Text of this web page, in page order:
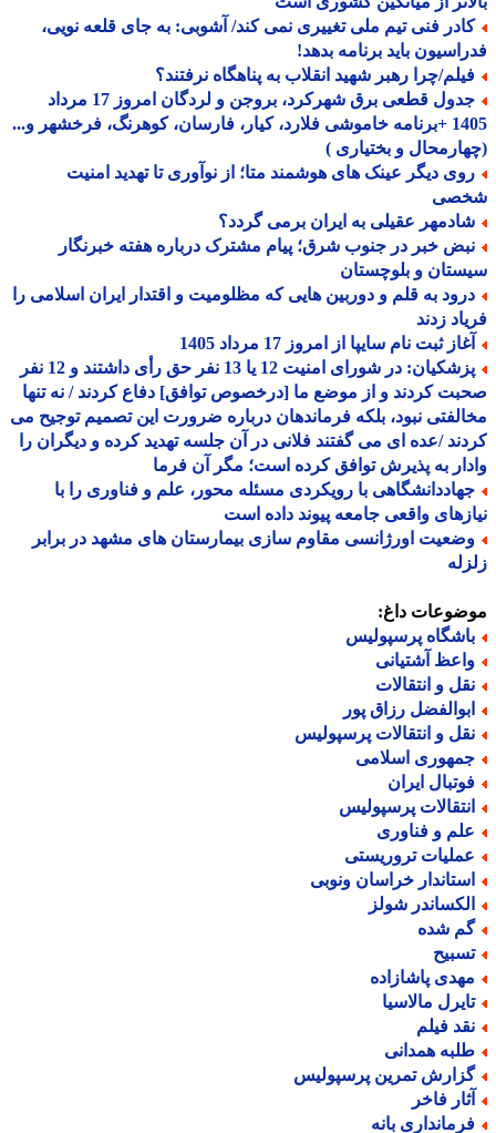
فنی تیم ملی تغییری نمی کند/ آشوبی: به جای قلعه نویی،
باید برنامه بدهد!
چرا رهبر شهید انقلاب به پناهگاه نرفتند؟
جدول قطعی برق شهرکرد، بروجن و لردگان امروز 17 مرداد
1405 +برنامه خاموشی فلارد، کیار، فارسان، کوهرنگ، فرخشهر و...
و بختیاری )
دیگر عینک های هوشمند متا؛ از نوآوری تا تهدید امنیت
عقیلی به ایران برمی گردد؟
خبر در جنوب شرق؛ پیام مشترک درباره هفته خبرنگار
و بلوچستان
به قلم و دوربین هایی که مظلومیت و اقتدار ایران اسلامی را
زدند
ثبت نام سایپا از امروز 17 مرداد 1405
پزشکیان: در شورای امنیت 12 یا 13 نفر حق رأی داشتند و 12 نفر
کردند و از موضع ما [درخصوص توافق] دفاع کردند / نه تنها
نبود، بلکه فرماندهان درباره ضرورت این تصمیم توجیح می
/عده ای می گفتند فلانی در آن جلسه تهدید کرده و دیگران را
به پذیرش توافق کرده است؛ مگر آن فرما
با رویکردی مسئله محور، علم و فناوری را با
واقعی جامعه پیوند داده است
اورژانسی مقاوم سازی بیمارستان های مشهد در برابر
داغ:
پرسپولیس
آشتیانی
و انتقالات
رزاق پور
و انتقالات پرسپولیس
اسلامی
ایران
پرسپولیس
و فناوری
تروریستی
خراسان ونوبی
شولز
شده
پاشازاده
مالاسیا
فیلم
همدانی
تمرین پرسپولیس
فاخر
بانه